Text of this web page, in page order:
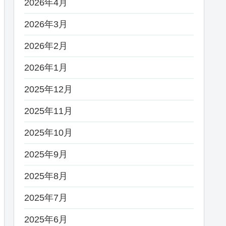
2026年4月
2026年3月
2026年2月
2026年1月
2025年12月
2025年11月
2025年10月
2025年9月
2025年8月
2025年7月
2025年6月